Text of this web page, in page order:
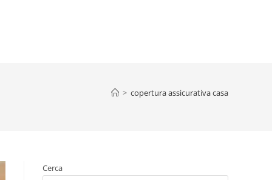
> copertura assicurativa casa
Cerca